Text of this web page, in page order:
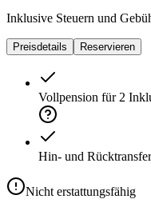
Inklusive Steuern und
Preisdetails Reservieren
Vollpension für 2
Hin- und
Nicht erstattungsfähig